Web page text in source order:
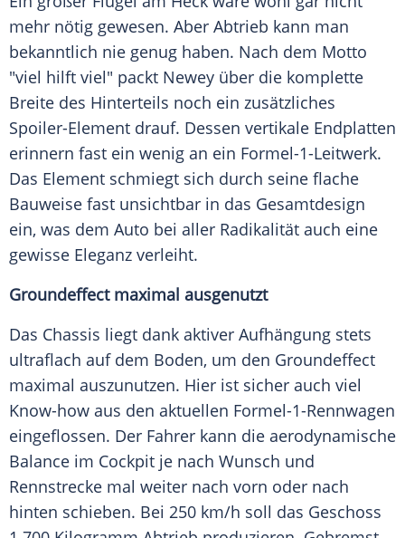
mehr nötig gewesen. Aber Abtrieb kann man
bekanntlich nie genug haben. Nach dem Motto
"viel hilft viel" packt Newey über die komplette
Breite des Hinterteils noch ein zusätzliches
Spoiler-Element drauf. Dessen vertikale Endplatten
erinnern fast ein wenig an ein Formel-1-Leitwerk.
Das Element schmiegt sich durch seine flache
Bauweise fast unsichtbar in das Gesamtdesign
ein, was dem Auto bei aller Radikalität auch eine
gewisse Eleganz verleiht.
Groundeffect maximal ausgenutzt
Das Chassis liegt dank aktiver Aufhängung stets
ultraflach auf dem Boden, um den Groundeffect
maximal auszunutzen. Hier ist sicher auch viel
Know-how aus den aktuellen Formel-1-Rennwagen
eingeflossen. Der Fahrer kann die aerodynamische
Balance im Cockpit je nach Wunsch und
Rennstrecke mal weiter nach vorn oder nach
hinten schieben. Bei 250 km/h soll das Geschoss